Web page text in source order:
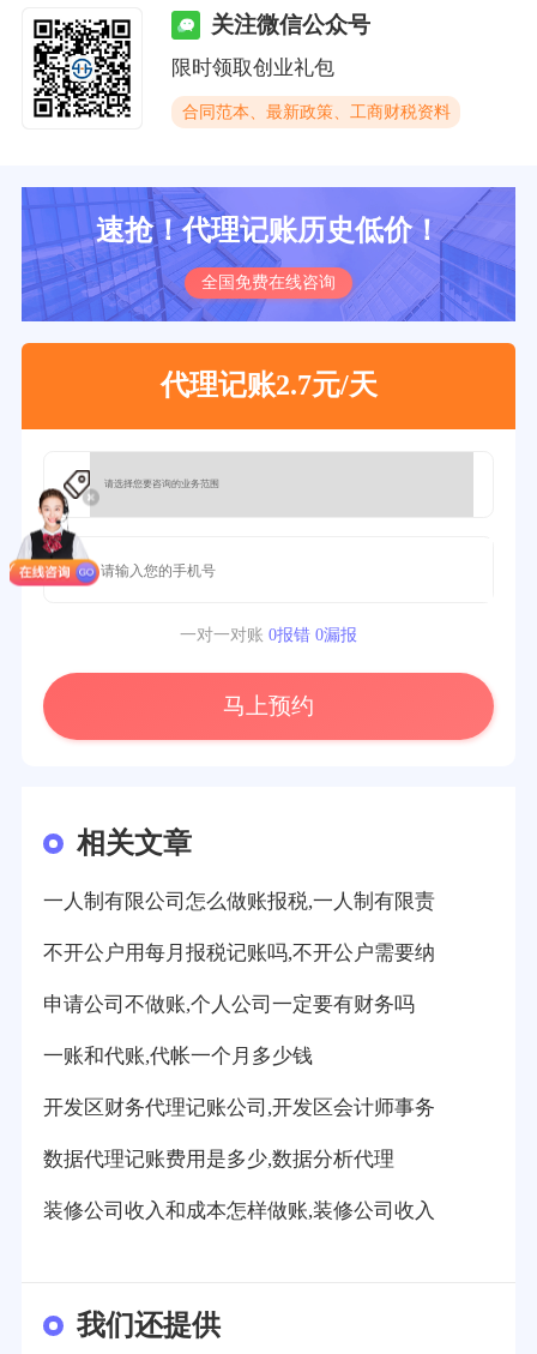
关注微信公众号
限时领取创业礼包
合同范本、最新政策、工商财税资料
速抢！代理记账历史低价！
全国免费在线咨询
代理记账2.7元/天
一对一对账 0报错 0漏报
马上预约
相关文章
一人制有限公司怎么做账报税,一人制有限责
不开公户用每月报税记账吗,不开公户需要纳
申请公司不做账,个人公司一定要有财务吗
一账和代账,代帐一个月多少钱
开发区财务代理记账公司,开发区会计师事务
数据代理记账费用是多少,数据分析代理
装修公司收入和成本怎样做账,装修公司收入
我们还提供